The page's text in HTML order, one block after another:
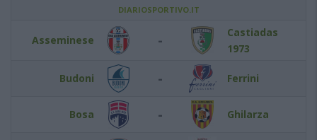
DIARIOSPORTIVO.IT
Asseminese -
Castiadas
1973
Budoni - Ferrini
Bosa - Ghilarza